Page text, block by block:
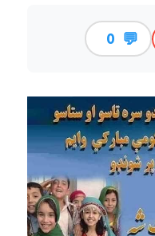
💬
0